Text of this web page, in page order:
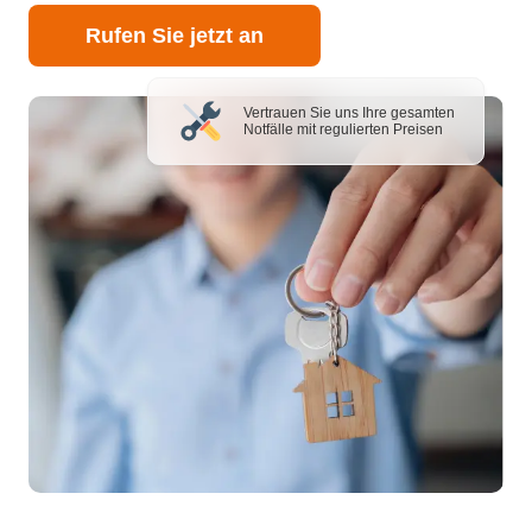
Rufen Sie jetzt an
Vertrauen Sie uns Ihre gesamten
Notfälle mit regulierten Preisen